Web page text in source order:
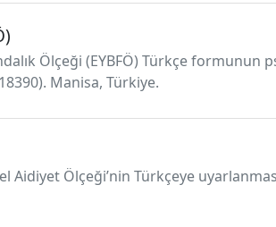
Ölçeği (EYBFÖ) Türkçe
Manisa, Türkiye.
Aidiyet Ölçeği’nin Türkçeye